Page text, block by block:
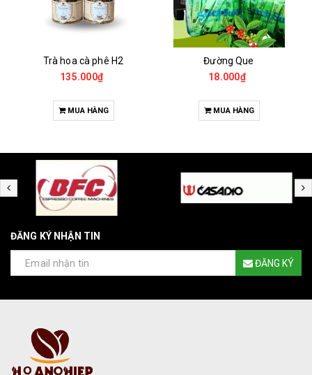
Trà hoa cà phê H2
135.000₫
MUA HÀNG
Đường Que
18.000₫
MUA HÀNG
ĐĂNG KÝ NHẬN TIN
ĐĂNG KÝ